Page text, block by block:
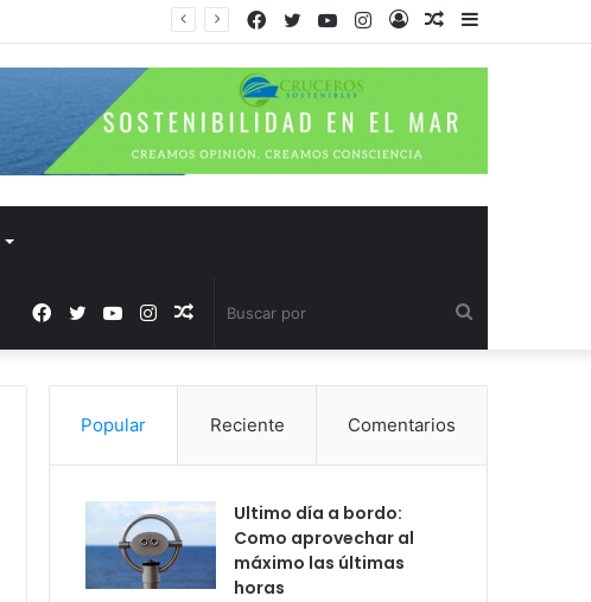
Barra
Publicación
Acceso
Instagram
YouTube
Twitter
Facebook
por
Publicación
al
Instagram
YouTube
Twitter
Facebook
Popular Reciente Comentarios
Ultimo día a bordo:
Como aprovechar al
máximo las últimas
horas